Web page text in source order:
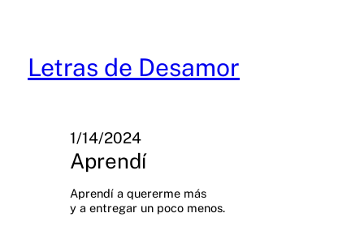
content
Letras de Desamor
1/14/2024
Aprendí
Aprendí a quererme más
y a entregar un poco menos.